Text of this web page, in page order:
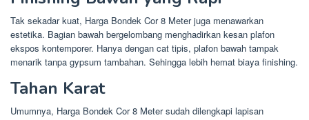
Tak sekadar kuat, Harga Bondek Cor 8 Meter juga menawarkan
estetika. Bagian bawah bergelombang menghadirkan kesan plafon
ekspos kontemporer. Hanya dengan cat tipis, plafon bawah tampak
menarik tanpa gypsum tambahan. Sehingga lebih hemat biaya finishing.
Tahan Karat
Umumnya, Harga Bondek Cor 8 Meter sudah dilengkapi lapisan